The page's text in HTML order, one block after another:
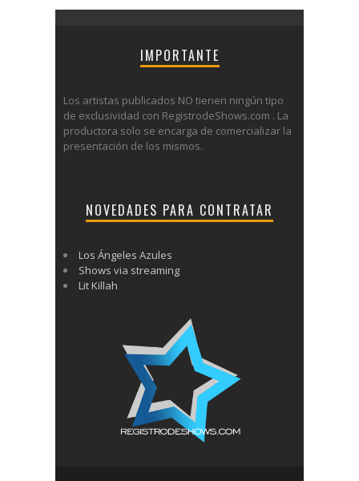
IMPORTANTE
Los artistas publicados NO tienen ningún tipo
de exclusividad con RegistrodeShows.com . La
productora solo se encarga de comercializar la
presentación de los mismos.
NOVEDADES PARA CONTRATAR
Los Ángeles Azules
Shows via streaming
Lit Killah